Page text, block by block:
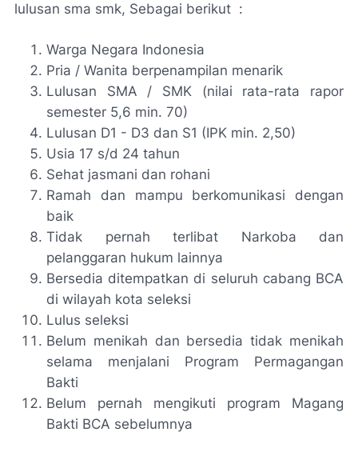
lulusan sma smk, Sebagai berikut :
Warga Negara Indonesia
Pria / Wanita berpenampilan menarik
Lulusan SMA / SMK (nilai rata-rata rapor
semester 5,6 min. 70)
Lulusan D1 - D3 dan S1 (IPK min. 2,50)
Usia 17 s/d 24 tahun
Sehat jasmani dan rohani
Ramah dan mampu berkomunikasi dengan
baik
Tidak pernah terlibat Narkoba dan
pelanggaran hukum lainnya
Bersedia ditempatkan di seluruh cabang BCA
di wilayah kota seleksi
Lulus seleksi
Belum menikah dan bersedia tidak menikah
selama menjalani Program Permagangan
Bakti
Belum pernah mengikuti program Magang
Bakti BCA sebelumnya